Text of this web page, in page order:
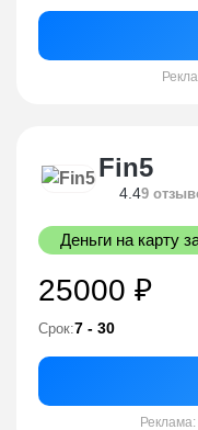
Fin5
4.49
Деньги на карту
25000 ₽
Срок:7 - 30